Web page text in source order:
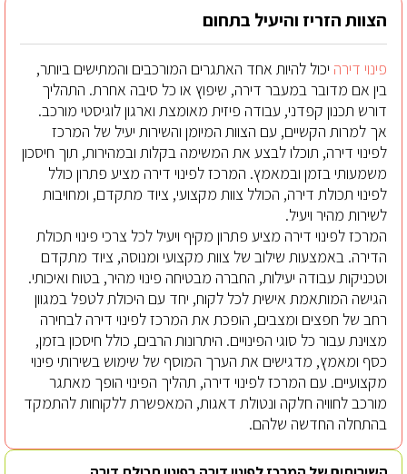
הצוות הזריז והיעיל בתחום
פינוי דירה יכול להיות אחד האתגרים המורכבים והמתישים ביותר,
בין אם מדובר במעבר דירה, שיפוץ או כל סיבה אחרת. התהליך
דורש תכנון קפדני, עבודה פיזית מאומצת וארגון לוגיסטי מורכב.
אך למרות הקשיים, עם הצוות המיומן והשירות יעיל של המרכז
לפינוי דירה, תוכלו לבצע את המשימה בקלות ובמהירות, תוך חיסכון
משמעותי בזמן ובמאמץ. המרכז לפינוי דירה מציע פתרון כולל
לפינוי תכולת דירה, הכולל צוות מקצועי, ציוד מתקדם, ומחויבות
לשירות מהיר ויעיל.
המרכז לפינוי דירה מציע פתרון מקיף ויעיל לכל צרכי פינוי תכולת
הדירה. באמצעות שילוב של צוות מקצועי ומנוסה, ציוד מתקדם
וטכניקות עבודה יעילות, החברה מבטיחה פינוי מהיר, בטוח ואיכותי.
הגישה המותאמת אישית לכל לקוח, יחד עם היכולת לטפל במגוון
רחב של חפצים ומצבים, הופכת את המרכז לפינוי דירה לבחירה
מצוינת עבור כל סוגי הפינויים. היתרונות הרבים, כולל חיסכון בזמן,
כסף ומאמץ, מדגישים את הערך המוסף של שימוש בשירותי פינוי
מקצועיים. עם המרכז לפינוי דירה, תהליך הפינוי הופך מאתגר
מורכב לחוויה חלקה ונטולת דאגות, המאפשרת ללקוחות להתמקד
בהתחלה החדשה שלהם.